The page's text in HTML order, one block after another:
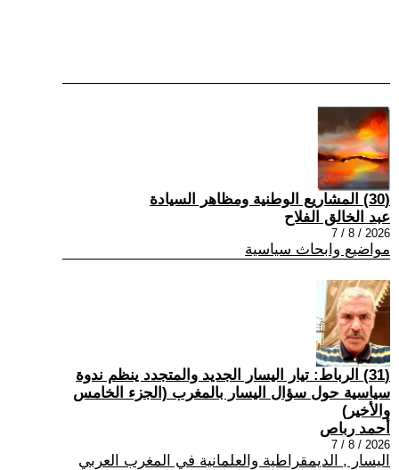
(30) المشاريع الوطنية ومظاهر السيادة
عبد الخالق الفلاح
2026 / 8 / 7
مواضيع وابحاث سياسية
(31) الرباط: تيار اليسار الجديد والمتجدد ينظم ندوة
سياسية حول سؤال اليسار بالمغرب (الجزء الخامس
والأخير)
أحمد رباص
2026 / 8 / 7
اليسار , الديمقراطية والعلمانية في المغرب العربي